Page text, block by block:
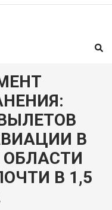
В
В 1,5